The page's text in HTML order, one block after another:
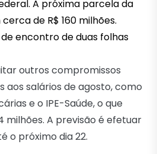
A próxima parcela da
de R$ 160 milhões.
encontro de duas folhas
outros compromissos
aos salários de agosto, como
e o IPE-Saúde, o que
milhões. A previsão é efetuar
o próximo dia 22.